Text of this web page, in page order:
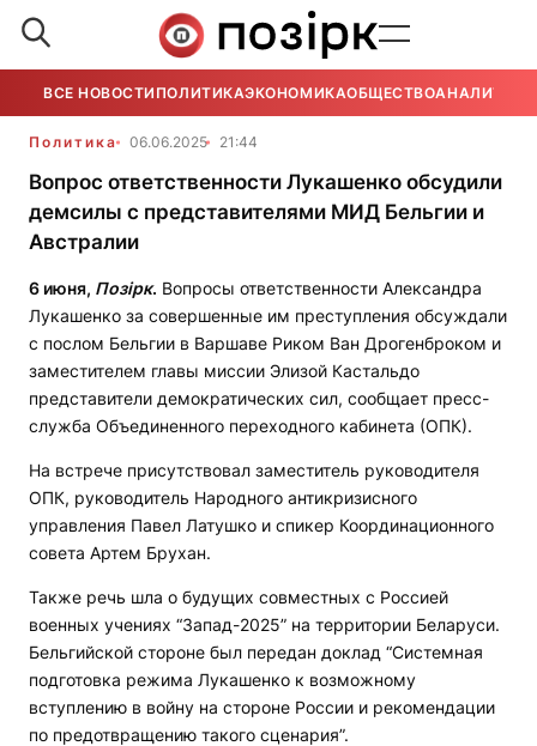
ВСЕ НОВОСТИ ПОЛИТИКАЭКОНОМИКАОБЩЕСТВОАНАЛИТИКА
Политика 06.06.2025 21:44
Вопрос ответственности Лукашенко обсудили
демсилы с представителями МИД Бельгии и
Австралии
6 июня, Позірк. Вопросы ответственности Александра
Лукашенко за совершенные им преступления обсуждали
с послом Бельгии в Варшаве Риком Ван Дрогенброком и
заместителем главы миссии Элизой Кастальдо
представители демократических сил, сообщает пресс-
служба Объединенного переходного кабинета (ОПК).
На встрече присутствовал заместитель руководителя
ОПК, руководитель Народного антикризисного
управления Павел Латушко и спикер Координационного
совета Артем Брухан.
Также речь шла о будущих совместных с Россией
военных учениях “Запад-2025” на территории Беларуси.
Бельгийской стороне был передан доклад “Системная
подготовка режима Лукашенко к возможному
вступлению в войну на стороне России и рекомендации
по предотвращению такого сценария”.